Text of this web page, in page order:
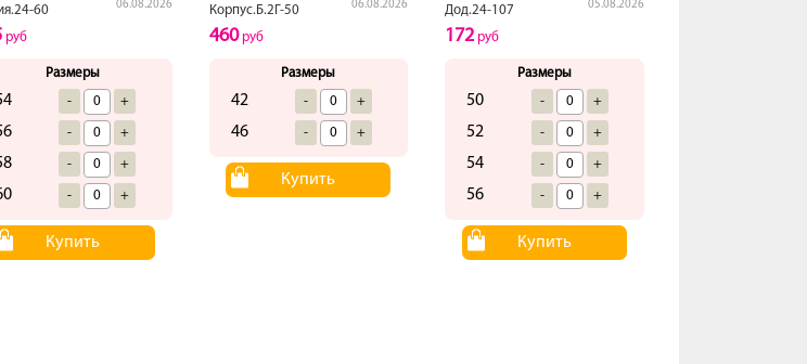
60
06.08.2026
руб
Размеры
- +
- +
- +
- +
Купить
Корпус.Б.2Г-50
06.08.2026
460руб
Размеры
42 - +
46 - +
Купить
Дод.24-107
05.08.2026
172руб
Размеры
50 - +
52 - +
54 - +
56 - +
Купить